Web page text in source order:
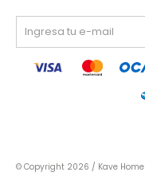
© Copyright 2026 / Kave Home